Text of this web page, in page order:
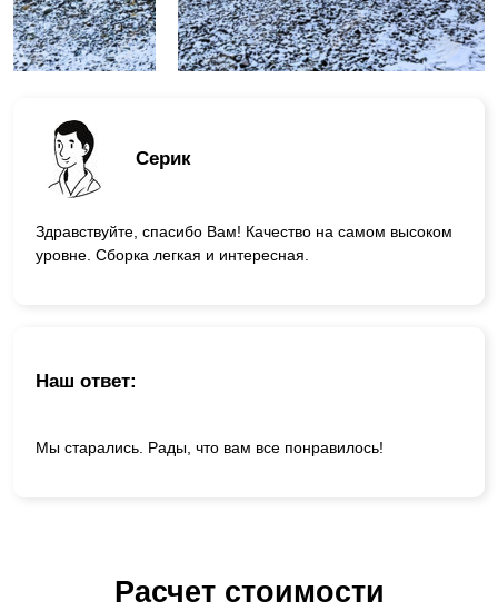
Серик
Здравствуйте, спасибо Вам! Качество на самом высоком
уровне. Сборка легкая и интересная.
Наш ответ:
Мы старались. Рады, что вам все понравилось!
Расчет стоимости